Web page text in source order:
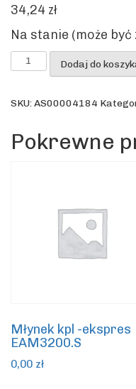
34,24 zł
Na stanie (może
ilość
Nóż
(350ml)
HB101/701
Dodaj do
SKU:AS00004184
Pokrewne
Młynek kpl -ekspres
EAM3200.S
0,00 zł